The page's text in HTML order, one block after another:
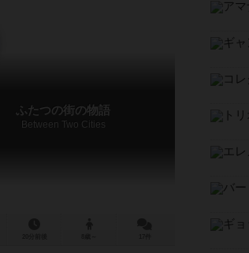
ふたつの街の物語
Between Two Cities